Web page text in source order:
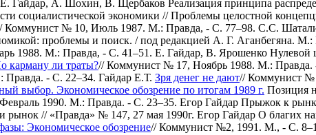
Гайдар, А. Шохин, В. Щербаков Реализация принципа
социалистической экономики // Проблемы целостной
Коммунист № 10, Июль 1987. М.: Правда, - С. 77–98. С.С.
проблемы и поиск. / под редакцией А. Г.
1988. М.: Правда, - С. 41–51. Е. Гайдар, В. Ярошенко Нулевой
карману ли траты?// Коммунист № 17, Ноябрь 1988. М.: Правда.
- С. 22–34. Гайдар Е.Т. Зря денег не дают// Коммунист №
выбор. Экономическое обозрение по итогам 1989 г. Позиция
1990. М.: Правда. - С. 23–35. Егор Гайдар Прыжок к
рынок // «Правда» № 147, 27 мая 1990г. Егор Гайдар О благих
Экономическое обозрение// Коммунист №2, 1991. М., - С.